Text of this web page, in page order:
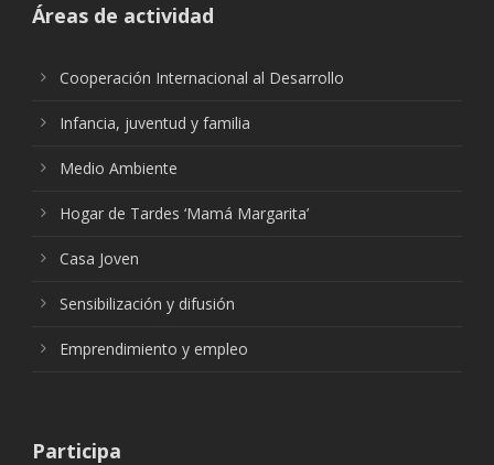
Áreas de actividad
Cooperación Internacional al Desarrollo
Infancia, juventud y familia
Medio Ambiente
Hogar de Tardes ‘Mamá Margarita’
Casa Joven
Sensibilización y difusión
Emprendimiento y empleo
Participa